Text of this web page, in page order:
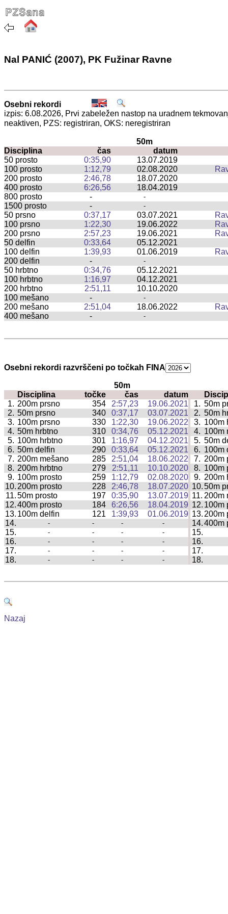
Nal PANIĆ (2007), PK Fužinar Ravne
Osebni rekordi
izpis: 6.08.2026, Prvi zabeležen nastop na uradnem
neaktiven, PZS: registriran, OKS: neregistriran
50m
Disciplina
čas
datum
50 prosto
0:35,90
13.07.2019
100 prosto
1:12,79 02.08.2020
200 prosto
2:46,78
18.07.2020
400 prosto
6:26,56
18.04.2019
800 prosto
- -
1500 prosto - -
50 prsno 0:37,17 03.07.2021
100 prsno
1:22,30 19.06.2022
200 prsno
2:57,23 19.06.2021
50 delfin
0:33,64
05.12.2021
100 delfin
1:39,93 01.06.2019
200 delfin
- -
50 hrbtno 0:34,76
05.12.2021
100 hrbtno
1:16,97
04.12.2021
200 hrbtno
2:51,11
10.10.2020
100 mešano
- -
200 mešano 2:51,04 18.06.2022
400 mešano
- -
Osebni rekordi razvrščeni po točkah FINA
50m
Disciplina
točke čas datum
1. 200m prsno 354 2:57,23 19.06.2021 1. 50m
2. 50m prsno 340 0:37,17 03.07.2021 2. 50m
3. 100m prsno 330 1:22,30 19.06.2022 3. 100m
4. 50m hrbtno 310 0:34,76 05.12.2021 4. 100m
5. 100m hrbtno 301 1:16,97 04.12.2021 5. 50m
6. 50m delfin 290 0:33,64 05.12.2021 6. 100m
7. 200m mešano 285 2:51,04 18.06.2022 7. 200m
8. 200m hrbtno 279 2:51,11 10.10.2020 8. 100m
9. 100m prosto 259 1:12,79 02.08.2020 9. 200m
10. 200m prosto 228 2:46,78 18.07.2020 10.50m
11.50m prosto 197 0:35,90 13.07.2019 11. 200m
12.400m prosto 184 6:26,56 18.04.2019 12. 100m
13. 100m delfin 121 1:39,93 01.06.2019 13. 200m
14.
- - - - 14.400m
15.
- - - -
15.
16.
- - - -
16.
17.
- - - -
17.
18.
- - - - 18.
Nazaj